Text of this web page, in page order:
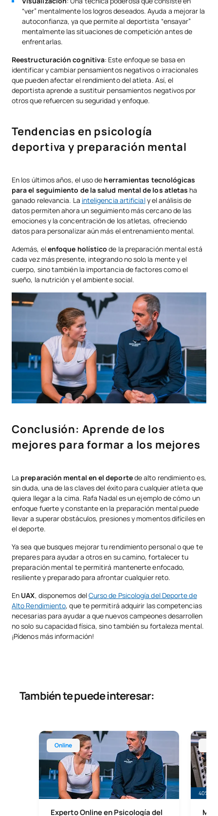
“ver” mentalmente los logros deseados. Ayuda a mejorar la
autoconfianza, ya que permite al deportista “ensayar”
mentalmente las situaciones de competición antes de
enfrentarlas.
Reestructuración cognitiva: Este enfoque se basa en
identificar y cambiar pensamientos negativos o irracionales
que pueden afectar el rendimiento del atleta. Así, el
deportista aprende a sustituir pensamientos negativos por
otros que refuercen su seguridad y enfoque.
Tendencias en psicología
deportiva y preparación mental
En los últimos años, el uso de herramientas tecnológicas
para el seguimiento de la salud mental de los atletas ha
ganado relevancia. La inteligencia artificialy el análisis de
datos permiten ahora un seguimiento más cercano de las
emociones y la concentración de los atletas, ofreciendo
datos para personalizar aún más el entrenamiento mental.
Además, elenfoque holísticode la preparación mental está
cada vez más presente, integrando no solo la mente y el
cuerpo, sino también la importancia de factores como el
sueño, la nutrición y el ambiente social.
Conclusión: Aprende de los
mejores para formar a los mejores
La preparación mental en el deportede alto rendimiento es,
sin duda, una de las claves del éxito para cualquier atleta que
quiera llegar a la cima. Rafa Nadal es un ejemplo de cómo un
enfoque fuerte y constante en la preparación mental puede
llevar a superar obstáculos, presiones y momentos difíciles en
el deporte.
Ya sea que busques mejorar tu rendimiento personal o que te
prepares para ayudar a otros en su camino, fortalecer tu
preparación mental te permitirá mantenerte enfocado,
resiliente y preparado para afrontar cualquier reto.
En UAX, disponemos delCurso de Psicología del Deporte de
Alto Rendimiento, que te permitirá adquirir las competencias
necesarias para ayudar a que nuevos campeones desarrollen
no solo su capacidad física, sino también su fortaleza mental.
¡Pídenos más información!
También te puede interesar:
Online
Experto Online en Psicología del
Experto Online en Psicología del Deporte de Alto
40%
Máster